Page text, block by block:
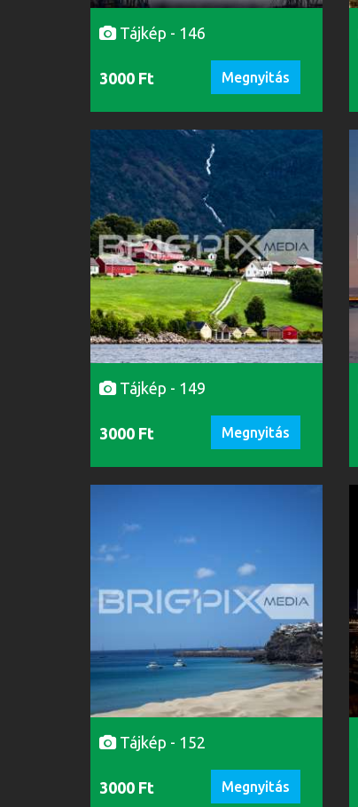
Tájkép - 146
3000 Ft Megnyitás
Tájkép - 149
3000 Ft Megnyitás
Tájkép - 152
3000 Ft Megnyitás